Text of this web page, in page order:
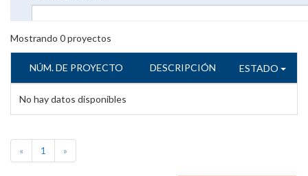
Mostrando 0proyectos
NÚM. DE PROYECTO DESCRIPCIÓN ESTADO
No hay datos disponibles
« 1 »